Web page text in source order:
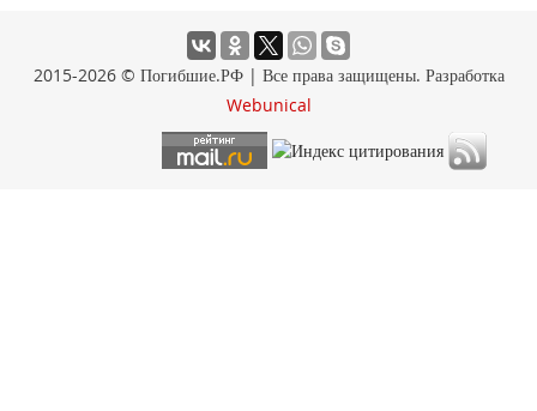
2015-2026 © Погибшие.РФ | Все права защищены. Разработка
Webunical